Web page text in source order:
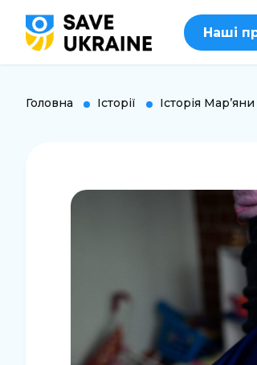
Наші
Головна Історії Історія Марʼяни